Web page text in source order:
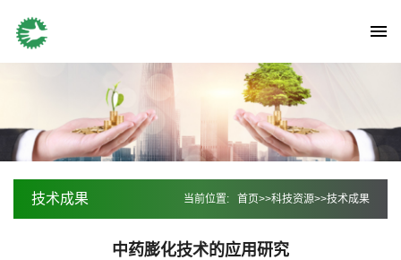
技术成果 当前位置: 首页>>科技资源>>技术成果
中药膨化技术的应用研究